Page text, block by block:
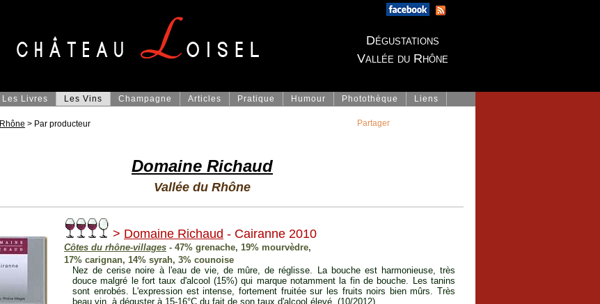
Dégustations
Vallée du Rhône
Les Livres Les Vins Champagne Articles Pratique Humour Photothèque Liens
Rhône > Par producteur
Domaine Richaud
Vallée du Rhône
> Domaine Richaud - Cairanne 2010
Côtes du rhône-villages - 47% grenache, 19% mourvèdre,
17% carignan, 14% syrah, 3% counoise
Nez de cerise noire à l'eau de vie, de mûre, de réglisse. La bouche est harmonieuse, très
douce malgré le fort taux d'alcool (15%) qui marque notamment la fin de bouche. Les tanins
sont enrobés. L'expression est intense, fortement fruitée sur les fruits noirs bien mûrs. Très
beau vin, à déguster à 15-16°C du fait de son taux d'alcool élevé. (10/2012)
Partager